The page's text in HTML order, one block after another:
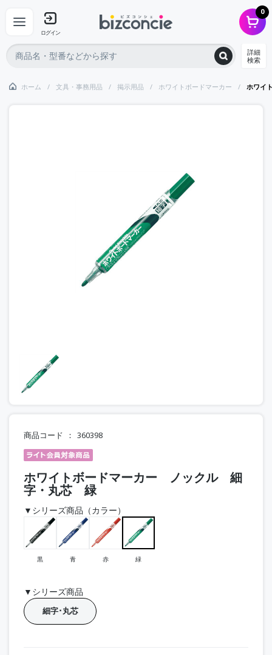
ログイン
0
詳細
検索
ホーム 文具・事務用品 掲示用品 ホワイトボードマーカー ホワイ
商品コード 360398
ホワイトボードマーカー ノックル 細
字・丸芯 緑
▼シリーズ商品（カラー）
黒 青 赤 緑
▼シリーズ商品
細字･丸芯